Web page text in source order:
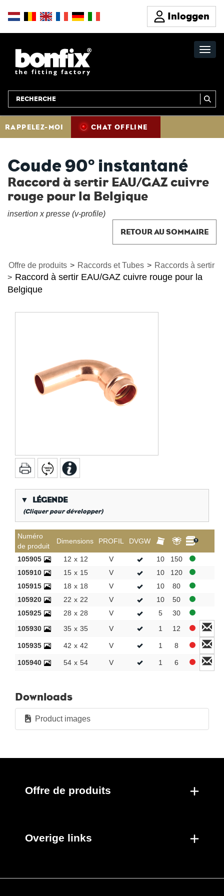
Inloggen
RAPPELEZ-MOI CHAT OFFLINE
Coude 90° instantané
Raccord à sertir EAU/GAZ cuivre
rouge pour la Belgique
insertion x presse (v-profile)
RETOUR AU SOMMAIRE
Offre de produits > Raccords et Tubes > Raccords à sertir
> Raccord à sertir EAU/GAZ cuivre rouge pour la
Belgique
▼ LÉGENDE
(Cliquer pour développer)
*
**
Long filetage interne gaz
P*
TH / H / U / F / CH - Profil
De Koninklijke Vereniging van Belgische
Gasvaklieden
G
Gastec QA
K
KIWA ATA
AN
Étain
CR
chrome poli
Par sac
Numéro
de produit
Dimensions PROFIL DVGW
105905 12 x 12 V 10
150
105910
15 x 15 V 10
120
105915
18 x 18 V 10
80
105920
22 x 22 V 10
50
105925
28 x 28 V 5
30
105930
35 x 35 V 1 12
105935 42 x 42 V 1 8
105940 54 x 54 V 1 6
Downloads
Product images
Offre de produits
Overige links